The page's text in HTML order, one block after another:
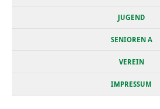
JUGEND
SENIOREN A
VEREIN
IMPRESSUM